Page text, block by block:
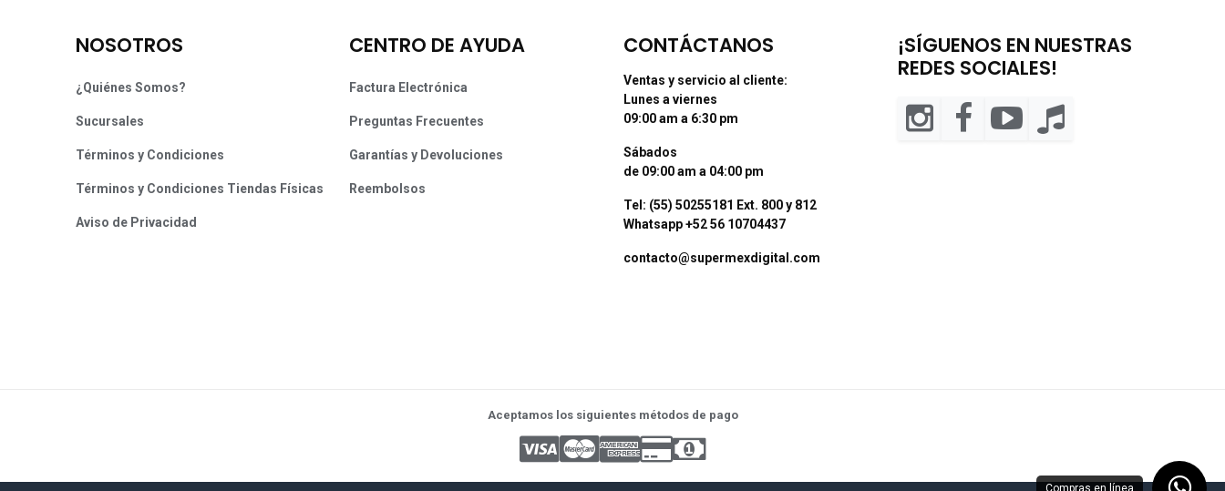
NOSOTROS
¿Quiénes Somos?
Sucursales
Términos y Condiciones
Términos y Condiciones Tiendas Físicas
Aviso de Privacidad
CENTRO DE AYUDA
Factura Electrónica
Preguntas Frecuentes
Garantías y Devoluciones
Reembolsos
CONTÁCTANOS
Ventas y servicio al cliente:
Lunes a viernes
09:00 am a 6:30 pm
Sábados
de 09:00 am a 04:00 pm
Tel: (55) 50255181 Ext. 800 y 812
Whatsapp +52 56 10704437
contacto@supermexdigital.com
¡SÍGUENOS EN NUESTRAS
REDES SOCIALES!
Aceptamos los siguientes métodos de pago
Compras en línea